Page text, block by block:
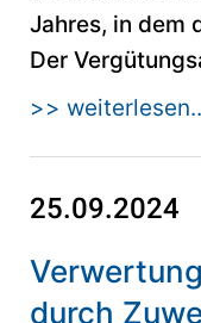
Jahres, in dem
Der
>>
25.09.2024
durch